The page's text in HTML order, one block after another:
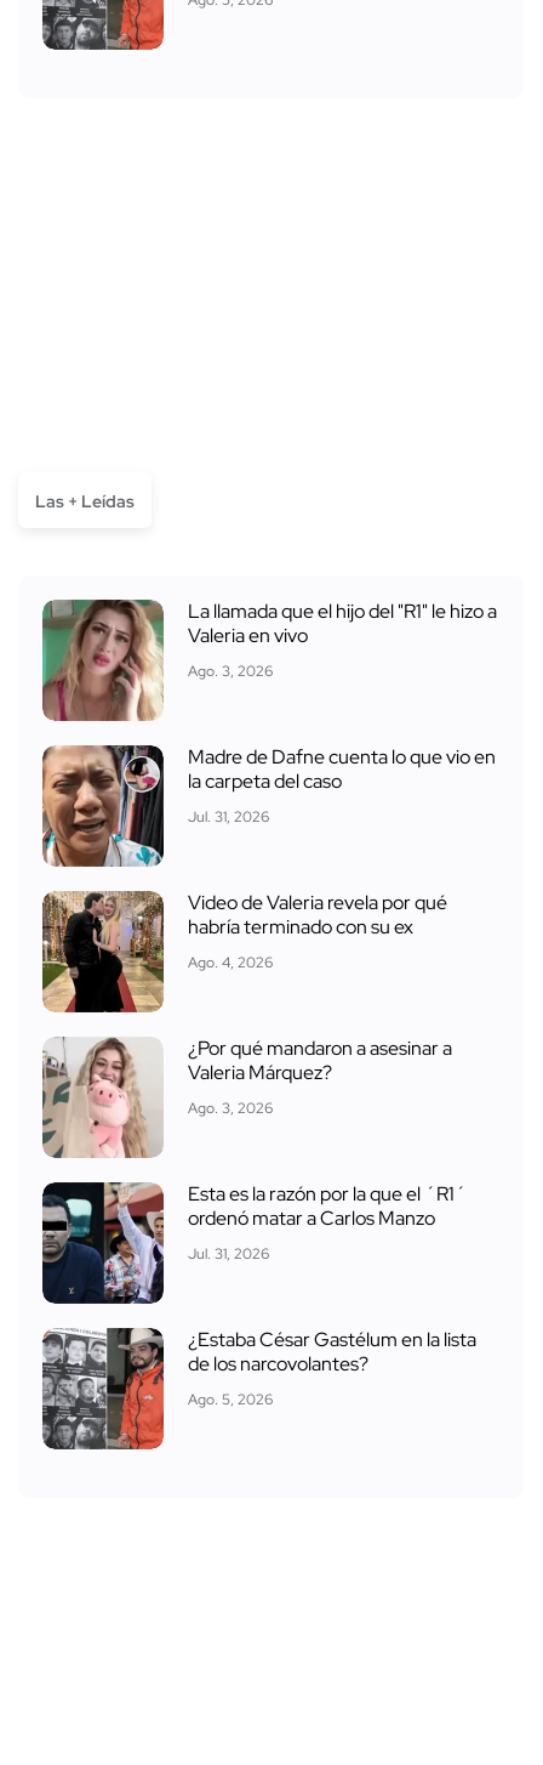
Las + Leídas
La llamada que el hijo del "R1" le hizo a
Valeria en vivo
Ago. 3, 2026
Madre de Dafne cuenta lo que vio en
la carpeta del caso
Jul. 31, 2026
Video de Valeria revela por qué
habría terminado con su ex
Ago. 4, 2026
¿Por qué mandaron a asesinar a
Valeria Márquez?
Ago. 3, 2026
Esta es la razón por la que el ´R1´
ordenó matar a Carlos Manzo
Jul. 31, 2026
¿Estaba César Gastélum en la lista
de los narcovolantes?
Ago. 5, 2026